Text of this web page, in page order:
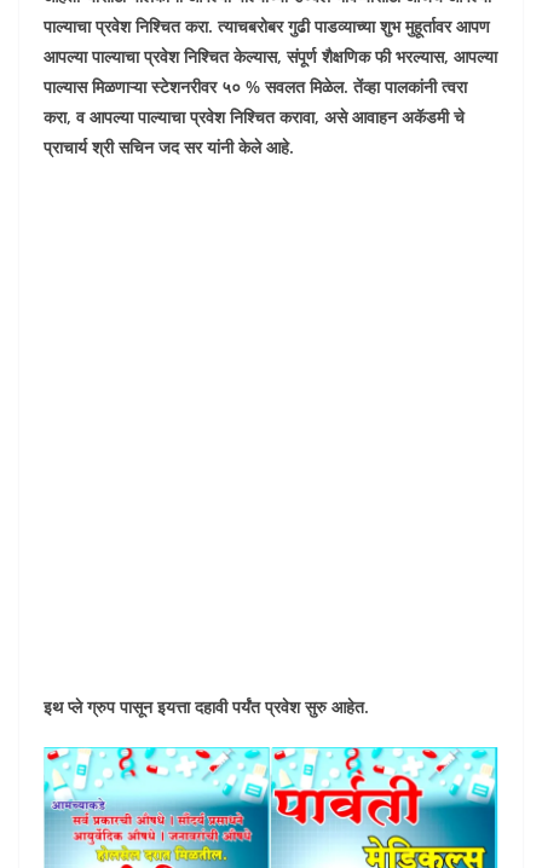
पाल्याचा प्रवेश निश्चित करा. त्याचबरोबर गुढी पाडव्याच्या शुभ मुहूर्तावर आपण
आपल्या पाल्याचा प्रवेश निश्चित केल्यास, संपूर्ण शैक्षणिक फी भरल्यास, आपल्या
पाल्यास मिळणाऱ्या स्टेशनरीवर ५० % सवलत मिळेल. तेंव्हा पालकांनी त्वरा
करा, व आपल्या पाल्याचा प्रवेश निश्चित करावा, असे आवाहन अकॅडमी चे
प्राचार्य श्री सचिन जद सर यांनी केले आहे.
इथ प्ले ग्रुप पासून इयत्ता दहावी पर्यंत प्रवेश सुरु आहेत.